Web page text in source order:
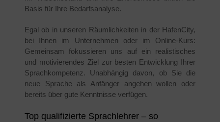
Basis für Ihre Bedarfsanalyse.
Egal ob in unseren Räumlichkeiten in der HafenCity,
bei Ihnen im Unternehmen oder im Online-Kurs:
Gemeinsam fokussieren uns auf ein realistisches
und motivierendes Ziel zur besten Entwicklung Ihrer
Sprachkompetenz. Unabhängig davon, ob Sie die
neue Sprache als Anfänger angehen wollen oder
bereits über gute Kenntnisse verfügen.
Top qualifizierte Sprachlehrer – so